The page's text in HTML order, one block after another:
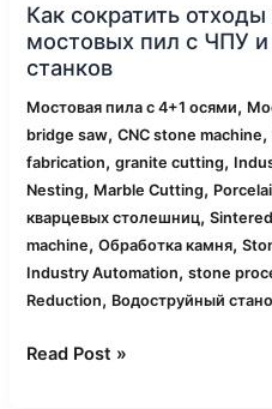
Как сократить
мостовых пил с ЧПУ и
станков
Мостовая пила с 4+1 осями,
bridge saw,CNC stone machine,
fabrication,granite cutting,
Nesting, Marble Cutting,
кварцевых столешниц,
machine,Обработка камня,
Industry Automation,stone
Reduction, Водоструйный
Read Post »